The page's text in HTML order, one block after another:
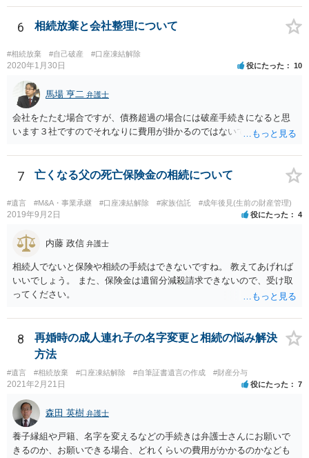
6 相続放棄と会社整理について
#相続放棄 #自己破産 #口座凍結解除
2020年1月30日 役にたった 10
馬場 亨二 弁護士
会社をたたむ場合ですが、債務超過の場合には破産手続きになると思
います３社ですのでそれなりに費用が掛かるのではないでしょうか。
7 亡くなる父の死亡保険金の相続について
#遺言 #M&A・事業承継 #口座凍結解除 #家族信託 #成年後見(生前の財産管理)
2019年9月2日 役にたった 4
内藤 政信 弁護士
相続人でないと保険や相続の手続はできないですね。 教えてあげれば
いいでしょう。 また、保険金は遺留分減殺請求できないので、受け取
ってください。
8
再婚時の成人連れ子の名字変更と相続の悩み解決
方法
#遺言 #相続放棄 #口座凍結解除 #自筆証書遺言の作成 #財産分与
2021年2月21日 役にたった 7
森田 英樹 弁護士
養子縁組や戸籍、名字を変えるなどの手続きは弁護士さんにお願いで
きるのか、お願いできる場合、どれくらいの費用がかかるのかなども